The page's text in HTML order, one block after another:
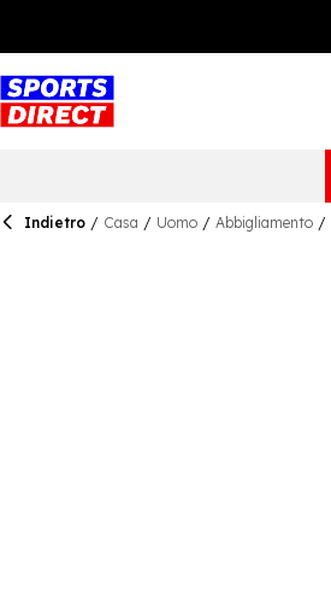
Indietro / Casa / Uomo / Abbigliamento /